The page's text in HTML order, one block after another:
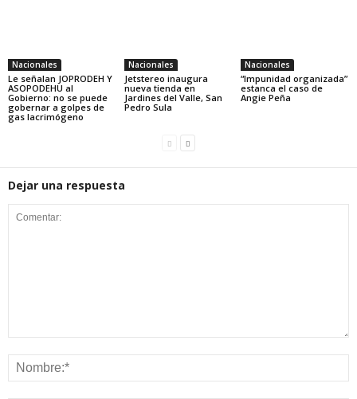
Nacionales
Le señalan JOPRODEH Y
ASOPODEHU al
Gobierno: no se puede
gobernar a golpes de
gas lacrimógeno
Nacionales
Jetstereo inaugura
nueva tienda en
Jardines del Valle, San
Pedro Sula
Nacionales
“Impunidad organizada”
estanca el caso de
Angie Peña
Dejar una respuesta